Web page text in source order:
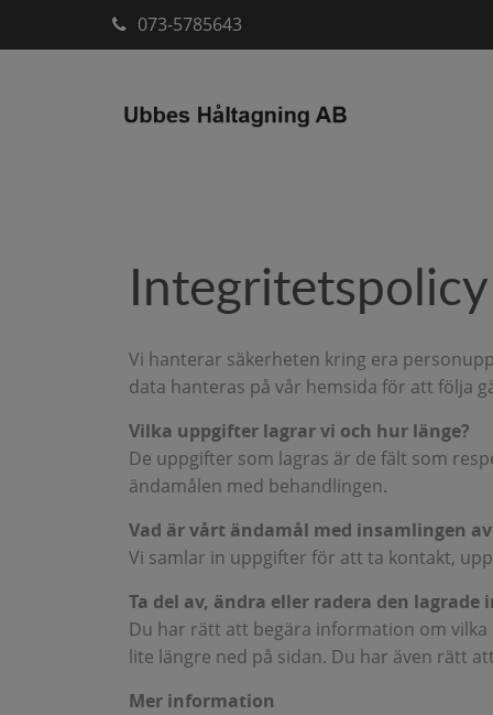
073-5785643
Integritetspolicy
Vi hanterar säkerheten kring era
data hanteras på vår hemsida för att följa
Vilka uppgifter lagrar vi och hur länge?
De uppgifter som lagras är de fält som
ändamålen med behandlingen.
Vad är vårt ändamål med insamlingen
Vi samlar in uppgifter för att ta kontakt,
Ta del av, ändra eller radera den
Du har rätt att begära information om
lite längre ned på sidan. Du har även rätt
Mer information